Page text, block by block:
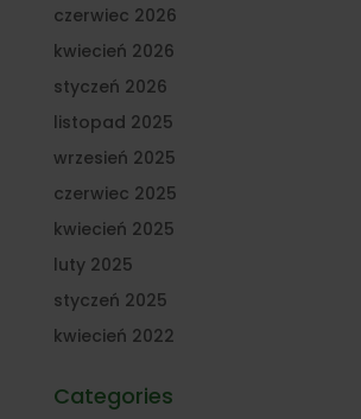
czerwiec 2026
kwiecień 2026
styczeń 2026
listopad 2025
wrzesień 2025
czerwiec 2025
kwiecień 2025
luty 2025
styczeń 2025
kwiecień 2022
Categories